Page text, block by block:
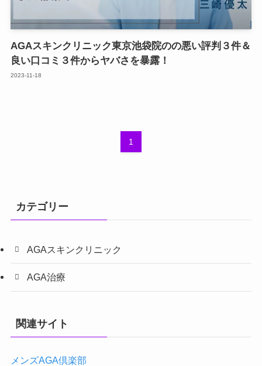
AGAスキンクリニック東京池袋院のの悪い評判３件＆
良い口コミ３件からヤバさを暴露！
2023-11-18
1
カテゴリー
AGAスキンクリニック
AGA治療
関連サイト
メンズAGA倶楽部